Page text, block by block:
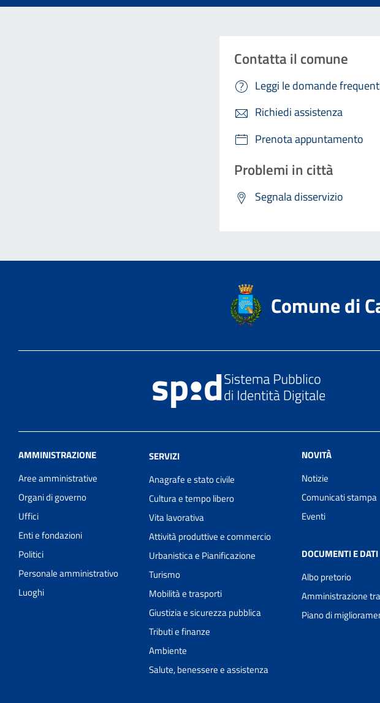
Contatta il comune
Leggi le domande
Richiedi assistenza
Prenota appuntamento
Problemi in città
Segnala disservizio
Comune di
AMMINISTRAZIONE
Aree amministrative
Organi di governo
Uffici
Enti e fondazioni
Politici
Personale amministrativo
Luoghi
SERVIZI
Anagrafe e stato civile
Cultura e tempo libero
Vita lavorativa
Attività produttive e commercio
Urbanistica e Pianificazione
Turismo
Mobilità e trasporti
Giustizia e sicurezza pubblica
Tributi e finanze
Ambiente
Salute, benessere e assistenza
NOVITÀ
Notizie
Comunicati stampa
Eventi
DOCUMENTI E DATI
Albo pretorio
Amministrazione
Piano di